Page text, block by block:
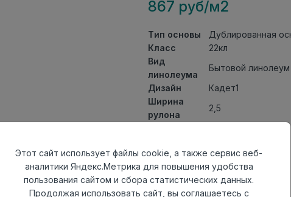
867 руб/м2
Тип основы
Дублированная
Класс
22кл
Вид
линолеума
Бытовой линолеум
Дизайн
Кадет1
Ширина
рулона
2,5
Толщина
защитного
слоя
0,20мм
АктуальностьАктуален
Этот сайт использует файлы cookie, а также сервис веб-
аналитики Яндекс.Метрика для повышения удобства
пользования сайтом и сбора статистических данных.
Продолжая использовать сайт, вы соглашаетесь с